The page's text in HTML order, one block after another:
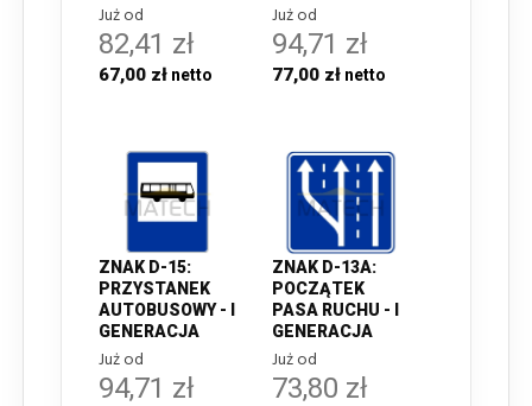
Już od
82,41 zł
67,00 zł
Już od
94,71 zł
77,00 zł
ZNAK D-15:
PRZYSTANEK
AUTOBUSOWY - I
GENERACJA
Już od
94,71 zł
ZNAK D-13A:
POCZĄTEK
PASA RUCHU - I
GENERACJA
Już od
73,80 zł